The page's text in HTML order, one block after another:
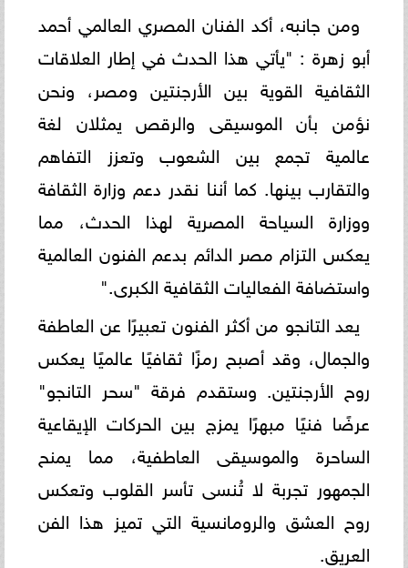
ومن جانبه، أكد الفنان المصري العالمي أحمد
أبو زهرة : "يأتي هذا الحدث في إطار العلاقات
الثقافية القوية بين الأرجنتين ومصر، ونحن
نؤمن بأن الموسيقى والرقص يمثلان لغة
عالمية تجمع بين الشعوب وتعزز التفاهم
والتقارب بينها. كما أننا نقدر دعم وزارة الثقافة
ووزارة السياحة المصرية لهذا الحدث، مما
يعكس التزام مصر الدائم بدعم الفنون العالمية
واستضافة الفعاليات الثقافية الكبرى."
يعد التانجو من أكثر الفنون تعبيرًا عن العاطفة
والجمال، وقد أصبح رمزًا ثقافيًا عالميًا يعكس
روح الأرجنتين. وستقدم فرقة "سحر التانجو"
عرضًا فنيًا مبهرًا يمزج بين الحركات الإيقاعية
الساحرة والموسيقى العاطفية، مما يمنح
الجمهور تجربة لا تُنسى تأسر القلوب وتعكس
روح العشق والرومانسية التي تميز هذا الفن
العريق.